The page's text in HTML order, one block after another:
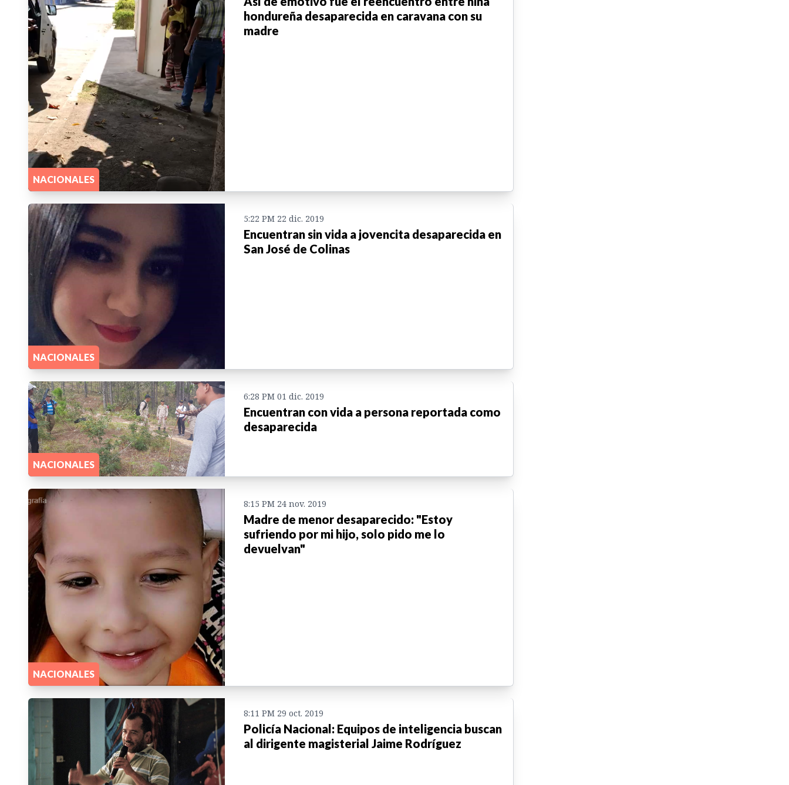
NACIONALES
hondureña desaparecida en caravana con su
madre
NACIONALES
5:22 PM 22 dic. 2019
Encuentran sin vida a jovencita desaparecida en
San José de Colinas
NACIONALES
6:28 PM 01 dic. 2019
Encuentran con vida a persona reportada como
desaparecida
NACIONALES
8:15 PM 24 nov. 2019
Madre de menor desaparecido: "Estoy
sufriendo por mi hijo, solo pido me lo
devuelvan"
8:11 PM 29 oct. 2019
Policía Nacional: Equipos de inteligencia buscan
al dirigente magisterial Jaime Rodríguez